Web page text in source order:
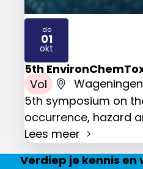
5th
Vol
Wageningen
5th symposium on
occurrence, hazard
Lees meer
do
01
okt
2026
Verdiep je kennis